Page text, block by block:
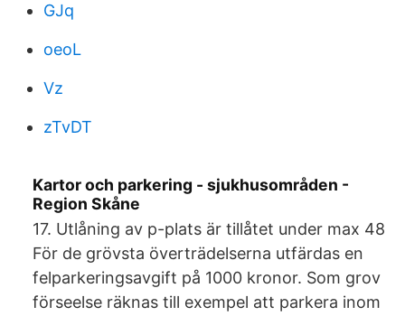
GJq
oeoL
Vz
zTvDT
Kartor och parkering - sjukhusområden -
Region Skåne
17. Utlåning av p-plats är tillåtet under max 48
För de grövsta överträdelserna utfärdas en
felparkeringsavgift på 1000 kronor. Som grov
förseelse räknas till exempel att parkera inom